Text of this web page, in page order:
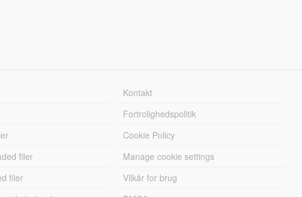
filer
filer
Kontakt
Fortrolighedspolitik
Cookie Policy
Manage cookie settings
Vilkår for brug